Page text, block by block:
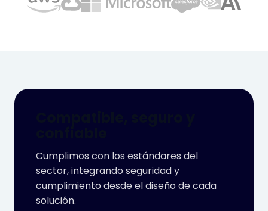
Cumplimos con los estándares del
sector, integrando seguridad y
cumplimiento desde el diseño de cada
solución.